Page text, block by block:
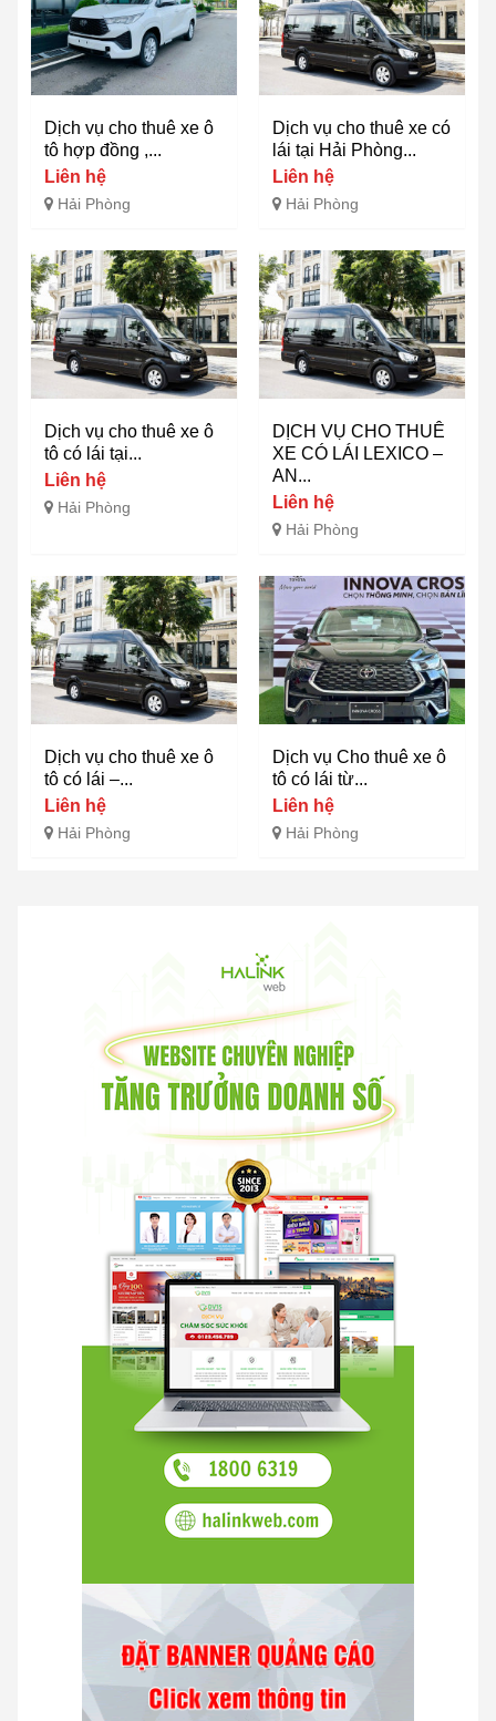
Dịch vụ cho thuê xe ô
tô hợp đồng ,...
Liên hệ
Hải Phòng
Dịch vụ cho thuê xe có
lái tại Hải Phòng...
Liên hệ
Hải Phòng
Dịch vụ cho thuê xe ô
tô có lái tại...
Liên hệ
Hải Phòng
DỊCH VỤ CHO THUÊ
XE CÓ LÁI LEXICO –
AN...
Liên hệ
Hải Phòng
Dịch vụ cho thuê xe ô
tô có lái –...
Liên hệ
Hải Phòng
Dịch vụ Cho thuê xe ô
tô có lái từ...
Liên hệ
Hải Phòng